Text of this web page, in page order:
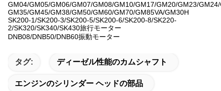
GM04/GM05/GM06/GM07/GM08/GM10/GM17/GM20/GM23/
GM35/GM45/GM38/GM50/GM60/GM70/GM85VA/GM30H
SK200-1/SK200-3/SK200-5/SK200-6/SK200-8/SK220-
2/SK320/SK340/SK430旅行モーター
DNB08/DNB50/DNB60振動モーター
タグ: ディーゼル性能のカムシャフト
エンジンのシリンダー ヘッドの部品